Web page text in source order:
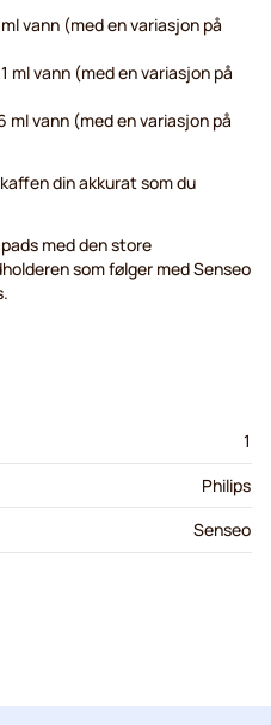
vann (med en variasjon på
vann (med en variasjon på
vann (med en variasjon på
din akkurat som du
med den store
som følger med Senseo
1
Philips
Senseo